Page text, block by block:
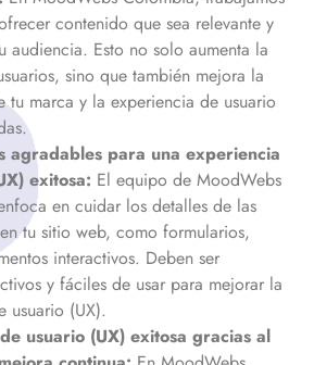
contenido que sea relevante y
audiencia. Esto no solo aumenta la
sino que también mejora la
tu marca y la experiencia de usuario
agradables para una experiencia
exitosa: El equipo de MoodWebs
en cuidar los detalles de las
tu sitio web, como formularios,
interactivos. Deben ser
y fáciles de usar para mejorar la
usuario (UX).
usuario (UX) exitosa gracias al